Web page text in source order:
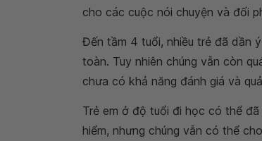
cho các cuộc nói chuyện và đối
Đến tầm 4 tuổi, nhiều trẻ đã dần
toàn. Tuy nhiên chúng vẫn còn
chưa có khả năng đánh giá và
Trẻ em ở độ tuổi đi học có thể
hiểm, nhưng chúng vẫn có thể